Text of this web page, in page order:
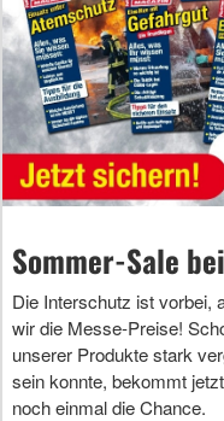
Sommer-Sale
Die Interschutz ist vorbei,
wir die Messe-Preise!
unserer Produkte stark
sein konnte, bekommt
noch einmal die Chance.